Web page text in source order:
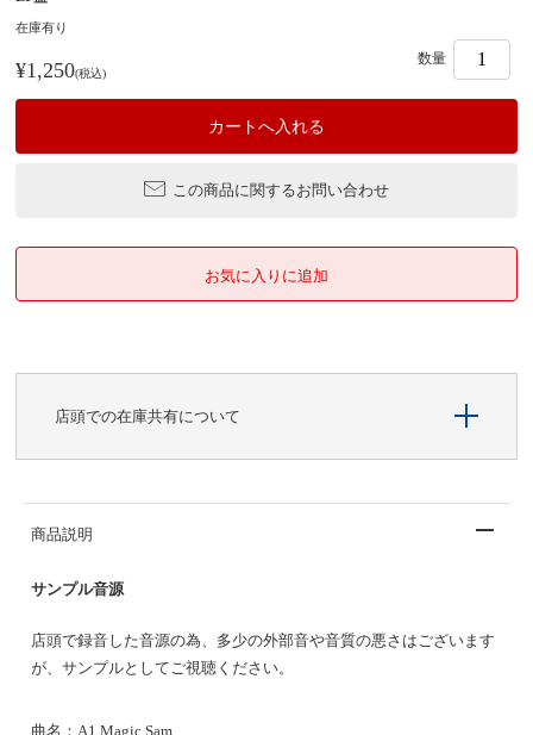
在庫有り
¥1,250(税込)
数量
この商品に関するお問い合わせ
店頭での在庫共有について
商品説明
サンプル音源
店頭で録音した音源の為、多少の外部音や音質の悪さはございます
が、サンプルとしてご視聴ください。
曲名：A1 Magic Sam